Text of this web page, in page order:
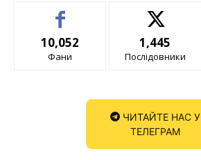
10,052
Фани
1,445
Послідовники
ЧИТАЙТЕ НАС У
ТЕЛЕГРАМ